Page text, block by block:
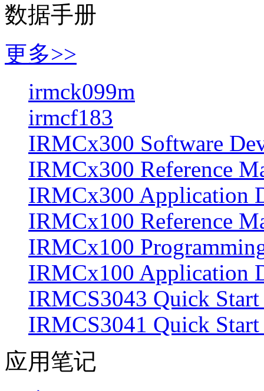
数据手册
更多>>
irmck099m
irmcf183
IRMCx300 Software
IRMCx300 Reference
IRMCx300 Application
IRMCx100 Reference
IRMCx100
IRMCx100 Application
IRMCS3043 Quick
IRMCS3041 Quick
应用笔记